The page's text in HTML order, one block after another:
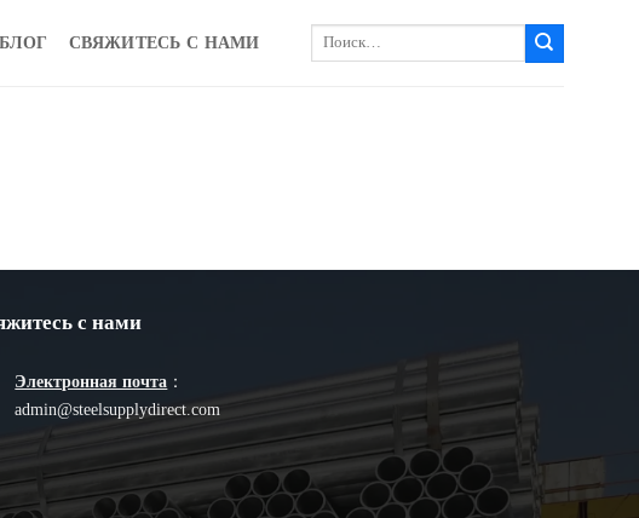
БЛОГ СВЯЖИТЕСЬ С НАМИ
Искать:
с нами
Электронная почта ：
admin@steelsupplydirect.com